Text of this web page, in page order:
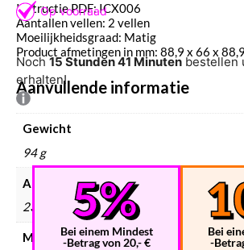
Instructie PDF: ICX006
Aantallen vellen: 2 vellen
Moeilijkheidsgraad: Matig
Product afmetingen in mm: 88,9 x 66 x 88,9
Aanvullende informatie
Gewicht
94 g
Afmetingen
235 × 125 × 2 mm
Merken
Noch15 Stunden 41 Minuten bestellen
erhalten!
Bei einem Mindest
-Betrag von 20,- €
Bei
-